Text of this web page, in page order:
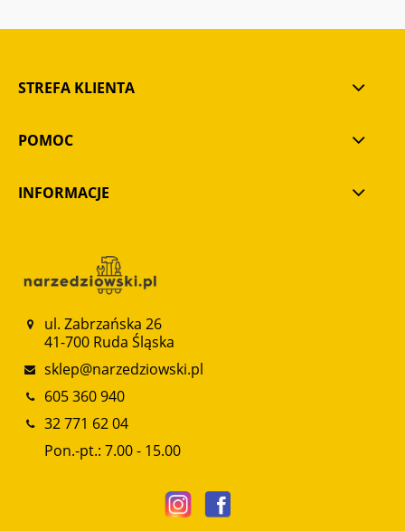
STREFA KLIENTA
POMOC
INFORMACJE
ul. Zabrzańska 26
41-700 Ruda Śląska
sklep@narzedziowski.pl
605 360 940
32 771 62 04
Pon.-pt.: 7.00 - 15.00